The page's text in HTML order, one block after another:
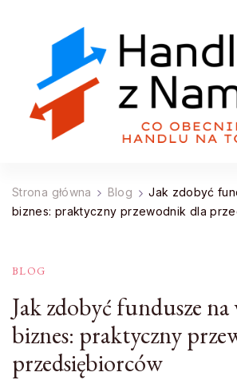
Strona główna Blog
Jak zdobyć
biznes: praktyczny przewodnik dla
BLOG
Jak zdobyć fundusze na
biznes: praktyczny
przedsiębiorców